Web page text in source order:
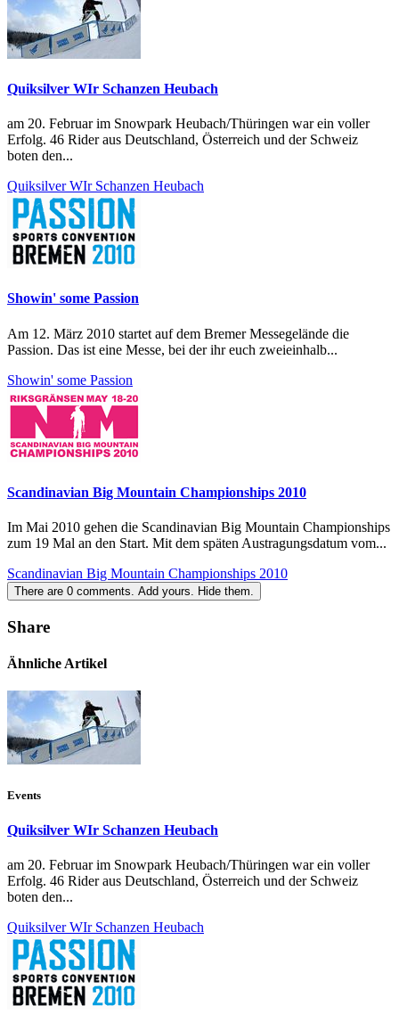
Quiksilver WIr Schanzen Heubach
am 20. Februar im Snowpark Heubach/Thüringen war ein voller
Erfolg. 46 Rider aus Deutschland, Österreich und der Schweiz
boten den...
Quiksilver WIr Schanzen Heubach
Showin' some Passion
Am 12. März 2010 startet auf dem Bremer Messegelände die
Passion. Das ist eine Messe, bei der ihr euch zweieinhalb...
Showin' some Passion
Scandinavian Big Mountain Championships 2010
Im Mai 2010 gehen die Scandinavian Big Mountain Championships
zum 19 Mal an den Start. Mit dem späten Austragungsdatum vom...
Scandinavian Big Mountain Championships 2010
There are 0 comments. Add yours. Hide them.
Share
Ähnliche Artikel
Events
Quiksilver WIr Schanzen Heubach
am 20. Februar im Snowpark Heubach/Thüringen war ein voller
Erfolg. 46 Rider aus Deutschland, Österreich und der Schweiz
boten den...
Quiksilver WIr Schanzen Heubach